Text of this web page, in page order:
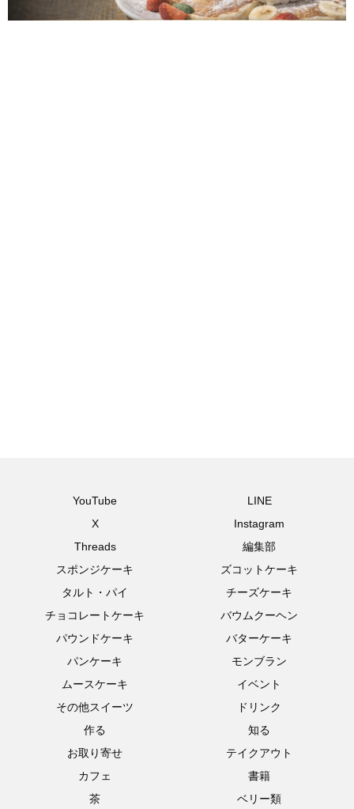
YouTube
LINE
X
Instagram
Threads
編集部
スポンジケーキ
ズコットケーキ
タルト・パイ
チーズケーキ
チョコレートケーキ
バウムクーヘン
パウンドケーキ
バターケーキ
パンケーキ
モンブラン
ムースケーキ
イベント
その他スイーツ
ドリンク
作る
知る
お取り寄せ
テイクアウト
カフェ
書籍
茶
ベリー類